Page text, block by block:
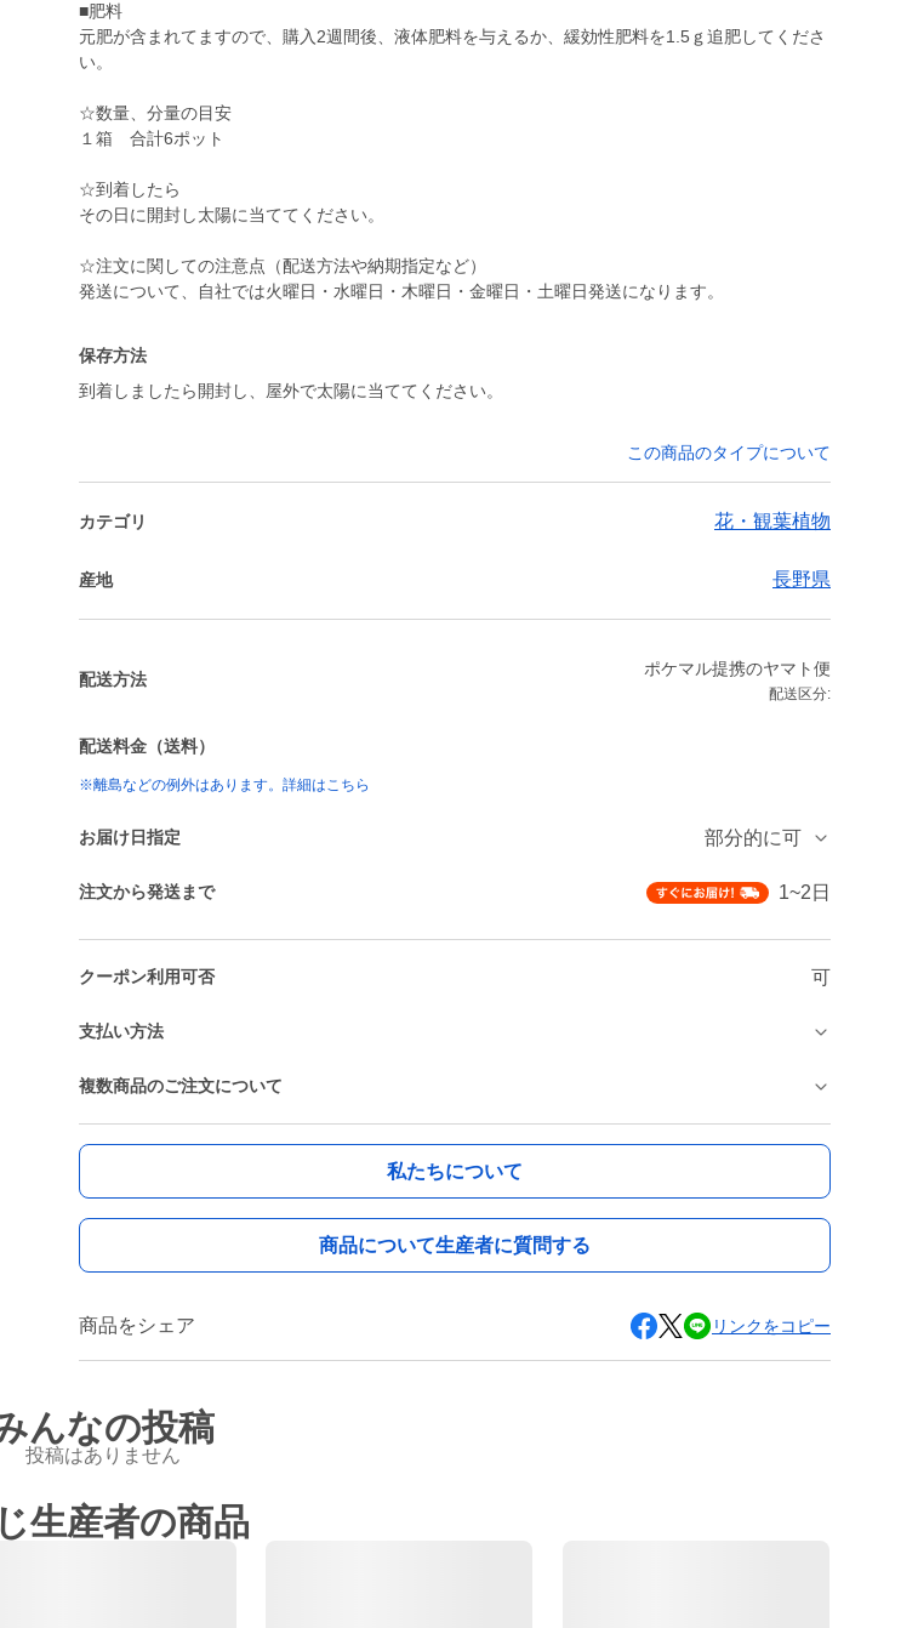
■肥料
元肥が含まれてますので、購入2週間後、液体肥料を与えるか、緩効性肥料を1.5ｇ追肥してくださ
い。
☆数量、分量の目安
１箱 合計6ポット
☆到着したら
その日に開封し太陽に当ててください。
☆注文に関しての注意点（配送方法や納期指定など）
発送について、自社では火曜日・水曜日・木曜日・金曜日・土曜日発送になります。
保存方法
到着しましたら開封し、屋外で太陽に当ててください。
この商品のタイプについて
カテゴリ 花・観葉植物
産地 長野県
配送方法
ポケマル提携のヤマト便
配送区分:
配送料金（送料）
※離島などの例外はあります。詳細はこちら
お届け日指定 部分的に可
注文から発送まで 1~2日
クーポン利用可否 可
支払い方法
複数商品のご注文について
私たちについて
商品について生産者に質問する
商品をシェア リンクをコピー
んなの投稿
投稿はありません
生産者の商品